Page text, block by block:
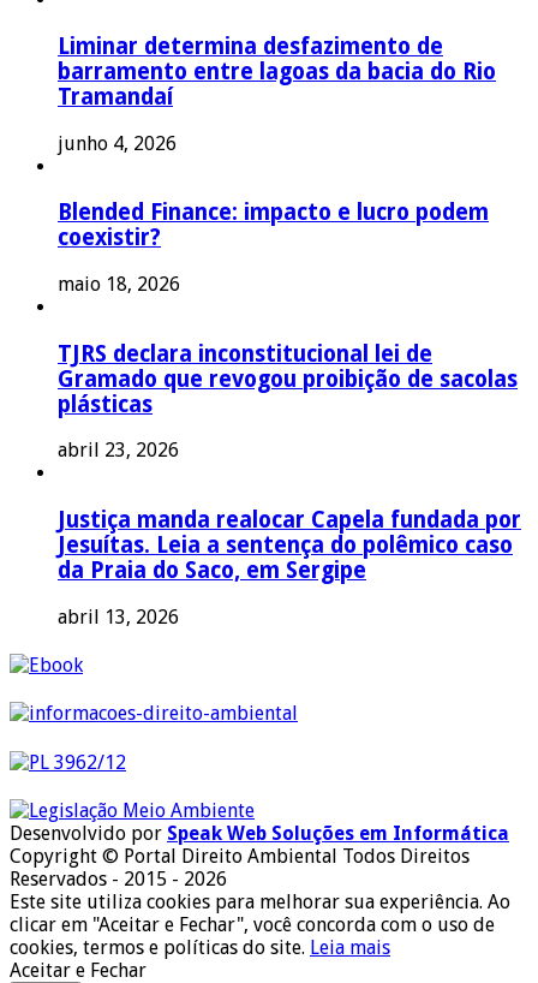
Liminar determina desfazimento de
barramento entre lagoas da bacia do Rio
Tramandaí
junho 4, 2026
Blended Finance: impacto e lucro podem
coexistir?
maio 18, 2026
TJRS declara inconstitucional lei de
Gramado que revogou proibição de sacolas
plásticas
abril 23, 2026
Justiça manda realocar Capela fundada por
Jesuítas. Leia a sentença do polêmico caso
da Praia do Saco, em Sergipe
abril 13, 2026
Desenvolvido por Speak Web Soluções em Informática
Copyright © Portal Direito Ambiental Todos Direitos
Reservados - 2015 - 2026
Este site utiliza cookies para melhorar sua experiência. Ao
clicar em "Aceitar e Fechar", você concorda com o uso de
cookies, termos e políticas do site. Leia mais
Aceitar e Fechar